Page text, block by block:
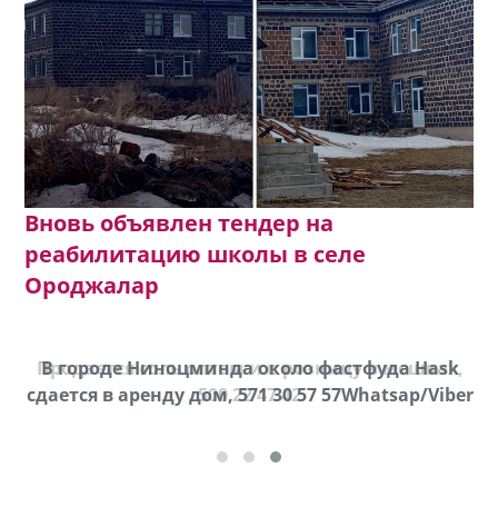
Вновь объявлен тендер на
реабилитацию школы в селе
Ороджалар
Продается соль оптом и в розницу в мешках,
500 22 47 42
В городе Ниноцминда около фастфуда Hask
cдается в аренду дом, 571 30 57 57Whatsap/Viber